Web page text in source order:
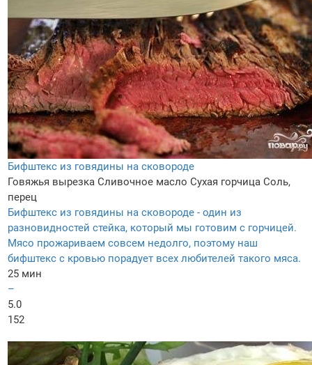
Бифштекс из говядины на сковороде
Говяжья вырезка Сливочное масло Сухая горчица Соль,
перец
Бифштекс из говядины на сковороде - один из
разновидностей стейка, который мы готовим с горчицей.
Мясо прожариваем совсем недолго, поэтому наш
бифштекс с кровью порадует всех любителей такого мяса.
25 мин
–
5.0
152